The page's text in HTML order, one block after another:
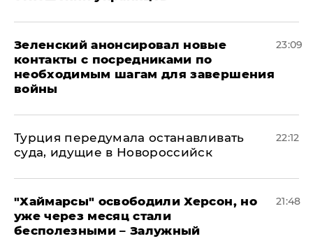
Зеленский анонсировал новые
контакты с посредниками по
необходимым шагам для завершения
войны
23:09
Турция передумала останавливать
суда, идущие в Новороссийск
22:12
"Хаймарсы" освободили Херсон, но
уже через месяц стали
бесполезными – Залужный
21:48